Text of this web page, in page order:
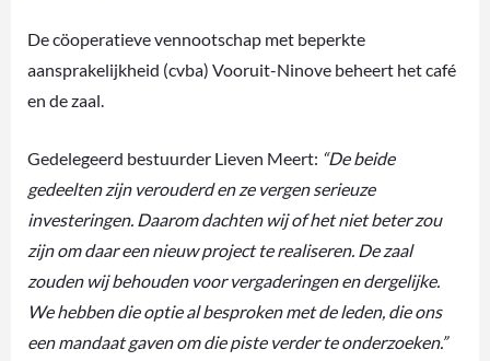
De cöoperatieve vennootschap met beperkte
aansprakelijkheid (cvba) Vooruit-Ninove beheert het café
en de zaal.
Gedelegeerd bestuurder Lieven Meert: “De beide
gedeelten zijn verouderd en ze vergen serieuze
investeringen. Daarom dachten wij of het niet beter zou
zijn om daar een nieuw project te realiseren. De zaal
zouden wij behouden voor vergaderingen en dergelijke.
We hebben die optie al besproken met de leden, die ons
een mandaat gaven om die piste verder te onderzoeken.”